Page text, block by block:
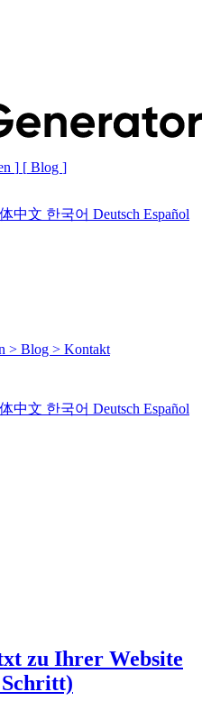
] [ Blog ]
中文 한국어 Deutsch Español
> Blog > Kontakt
中文 한국어 Deutsch Español
zu Ihrer Website